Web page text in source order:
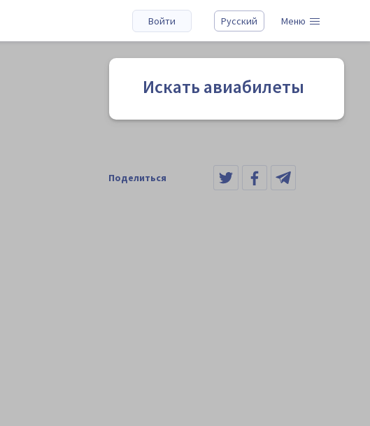
Войти Русский Меню
Искать авиабилеты
Поделиться